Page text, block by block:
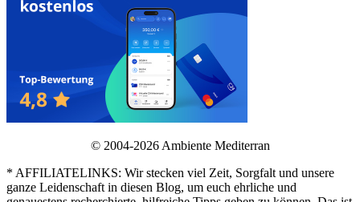
© 2004-2026 Ambiente Mediterran
* AFFILIATELINKS: Wir stecken viel Zeit, Sorgfalt und unsere
ganze Leidenschaft in diesen Blog, um euch ehrliche und